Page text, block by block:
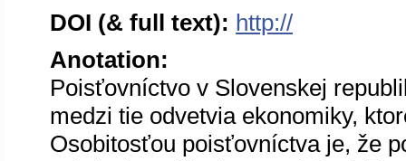
DOI (& full text): http://
Anotation:
Poisťovníctvo v Slovenskej
medzi tie odvetvia ekonomiky,
Osobitosťou poisťovníctva je, že